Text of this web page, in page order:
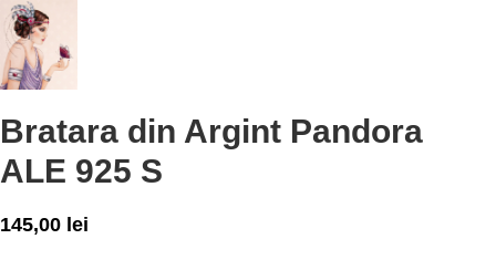
Bratara din Argint Pandora
ALE 925 S
145,00 lei